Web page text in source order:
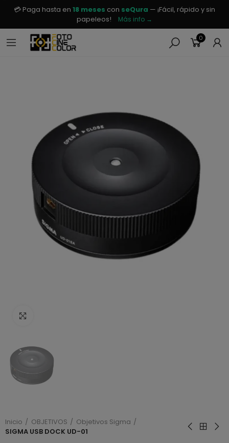
💳 Paga hasta en 18 meses con seQura — ¡Fácil, rápido y sin
papeleos!
Más info →
0
Inicio OBJETIVOS
Objetivos Sigma
SIGMA USB DOCK UD-01